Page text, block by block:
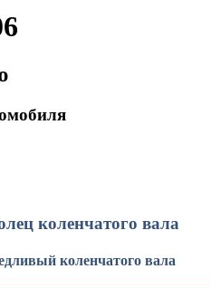
коленчатого вала
коленчатого вала